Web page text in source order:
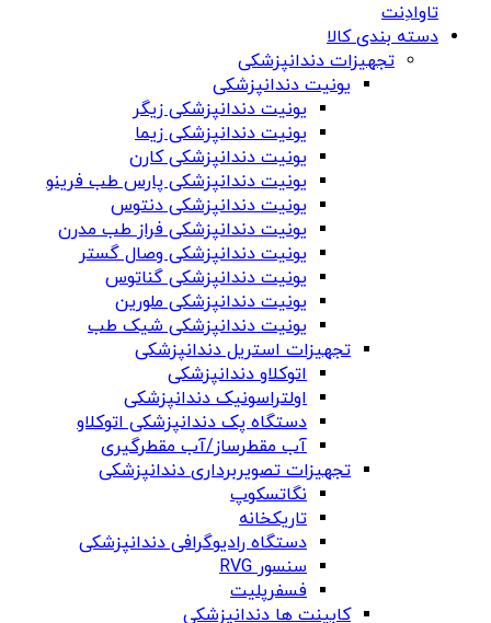
تاوادِنت
دسته بندی کالا
تجهیزات دندانپزشکی
یونیت دندانپزشکی
یونیت دندانپزشکی زیگر
یونیت دندانپزشکی زیما
یونیت دندانپزشکی کارن
یونیت دندانپزشکی پارس طب فرینو
یونیت دندانپزشکی دنتوس
یونیت دندانپزشکی فراز طب مدرن
یونیت دندانپزشکی وصال گستر
یونیت دندانپزشکی گناتوس
یونیت دندانپزشکی ملورین
یونیت دندانپزشکی شیک طب
تجهیزات استریل دندانپزشکی
اتوکلاو دندانپزشکی
اولتراسونیک دندانپزشکی
دستگاه پک دندانپزشکی اتوکلاو
آب مقطرساز/آب مقطرگیری
تجهیزات تصویربرداری دندانپزشکی
نگاتسکوپ
تاریکخانه
دستگاه‌ رادیوگرافی دندانپزشکی
سنسور RVG
فسفرپلیت
کابینت ها دندانپزشکی